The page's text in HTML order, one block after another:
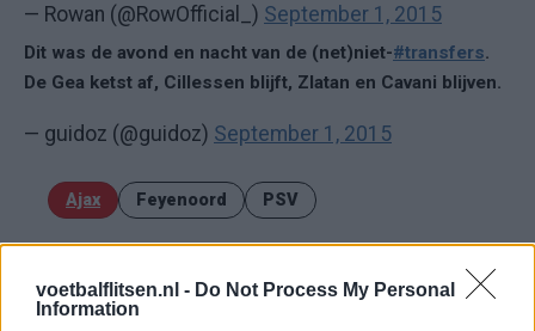
voetbalflitsen.nl - Do Not Process My Personal
Information
— Rowan (@RowOfficial_) September 1, 2015
Dit was de avond en nacht van de (net)niet-#transfers.
De Gea ketst af, Cillessen blijft, Zlatan en Cavani blijven.
— guidoz (@guidoz) September 1, 2015
Ajax Feyenoord PSV
Ajax ziet kans schoon: strijd om Van Rooij barst